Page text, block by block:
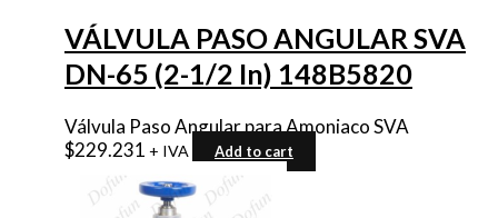
VÁLVULA PASO ANGULAR SVA
DN-65 (2-1/2 In) 148B5820
Válvula Paso Angular para Amoniaco SVA
$229.231 + IVA Add to cart